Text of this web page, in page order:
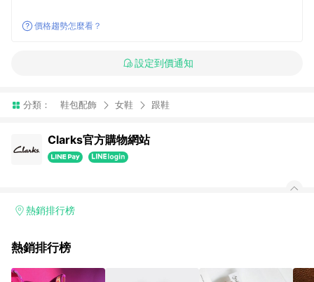
價格趨勢怎麼看？
設定到價通知
分類： 鞋包配飾 女鞋 跟鞋
Clarks官方購物網站
熱銷排行榜
熱銷排行榜